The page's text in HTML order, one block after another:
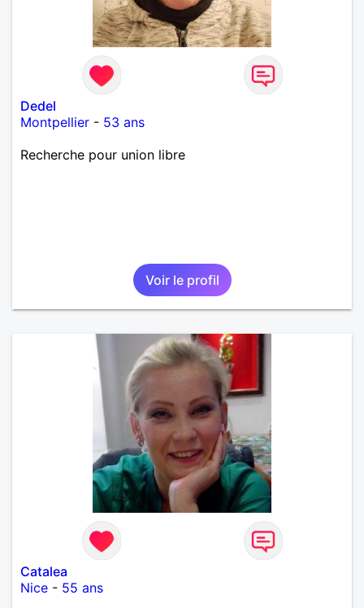
Dedel
Montpellier - 53 ans
Recherche pour union libre
Voir le profil
Catalea
Nice - 55 ans